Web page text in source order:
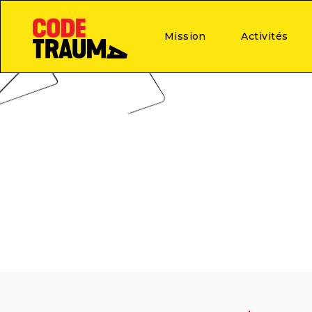
Mission Activités